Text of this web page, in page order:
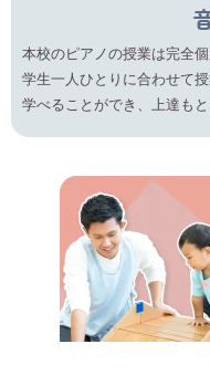
本校のピアノの授業は完全個
学生一人ひとりに合わせて
学べることができ、上達もと